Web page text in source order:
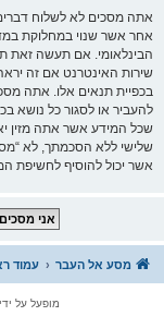
אתה מסכים לא לשלוח דברים
אחר אשר שנוי במחלוקת
הבינלאומי. אם תעשה זאת
בכפיית תנאים אלו. אתה
להעביר או לסגור כל נושא
שכל המידע אשר אתה מזין
אשר יכול להוסיף לחשיפת
מסע אל העבר עמוד
מופעל על ידי